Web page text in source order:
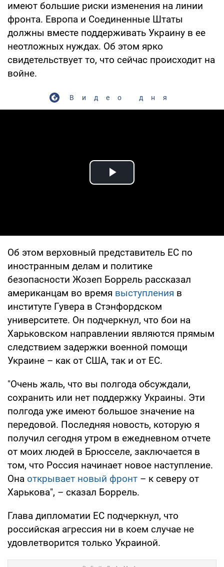
имеют большие риски изменения на линии
фронта. Европа и Соединенные Штаты
должны вместе поддерживать Украину в ее
неотложных нуждах. Об этом ярко
свидетельствует то, что сейчас происходит на
войне.
Видео дня
Play Video
Об этом верховный представитель ЕС по
иностранным делам и политике
безопасности Жозеп Боррель рассказал
американцам во время выступления в
институте Гувера в Стэнфордском
университете. Он подчеркнул, что бои на
Харьковском направлении являются прямым
следствием задержки военной помощи
Украине – как от США, так и от ЕС.
"Очень жаль, что вы полгода обсуждали,
сохранить или нет поддержку Украины. Эти
полгода уже имеют большое значение на
передовой. Последняя новость, которую я
получил сегодня утром в ежедневном отчете
от моих людей в Брюсселе, заключается в
том, что Россия начинает новое наступление.
Она открывает новый фронт – к северу от
Харькова", – сказал Боррель.
Глава дипломатии ЕС подчеркнул, что
российская агрессия ни в коем случае не
удовлетворится только Украиной.